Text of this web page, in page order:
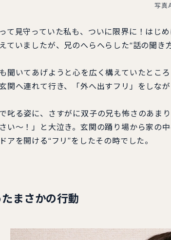
写真
て見守っていた私も、ついに限界に！はじ
ていましたが、兄のへらへらした“話の聞き
聞いてあげようと心を広く構えていたとこ
関へ連れて行き、「外へ出すフリ」をしなが
叱る姿に、さすがに双子の兄も怖さのあまり
さい～！」と大泣き。玄関の踊り場から家の
アを開ける“フリ”をしたその時でした。
まさかの行動